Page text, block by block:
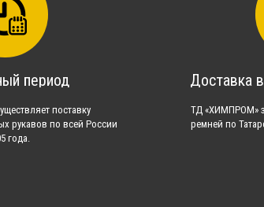
период
поставку
рукавов по всей России
года.
Доставка
ТД «ХИМПРОМ»
ремней по